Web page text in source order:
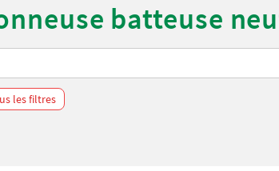
batteuse
les filtres